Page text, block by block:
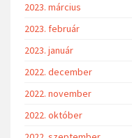
2023. március
2023. február
2023. január
2022. december
2022. november
2022. október